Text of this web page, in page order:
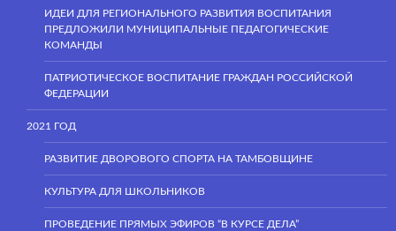
ИДЕИ ДЛЯ РЕГИОНАЛЬНОГО РАЗВИТИЯ ВОСПИТАНИЯ
ПРЕДЛОЖИЛИ МУНИЦИПАЛЬНЫЕ ПЕДАГОГИЧЕСКИЕ
КОМАНДЫ
ПАТРИОТИЧЕСКОЕ ВОСПИТАНИЕ ГРАЖДАН РОССИЙСКОЙ
ФЕДЕРАЦИИ
2021 ГОД
РАЗВИТИЕ ДВОРОВОГО СПОРТА НА ТАМБОВЩИНЕ
КУЛЬТУРА ДЛЯ ШКОЛЬНИКОВ
ПРОВЕДЕНИЕ ПРЯМЫХ ЭФИРОВ “В КУРСЕ ДЕЛА”